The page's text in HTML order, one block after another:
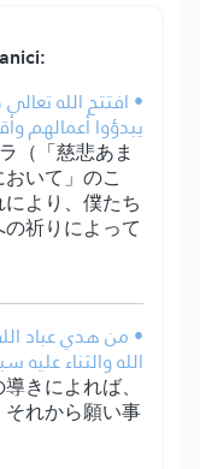
• افتتح الله
يبدؤوا أعمالهم
（「慈悲あま
いて」のこ
より、僕たち
祈りによって
• من هدي عباد
الله والثناء
きによれば、
れから願い事